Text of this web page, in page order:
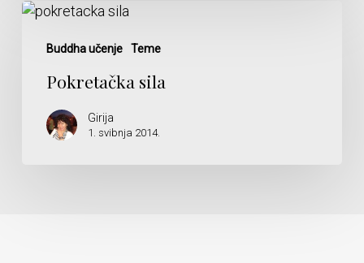
Buddha učenje Teme
Pokretačka
Pokretačka sila
Girija
1. svibnja 2014.